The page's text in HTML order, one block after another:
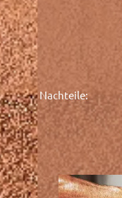
Nachteile: